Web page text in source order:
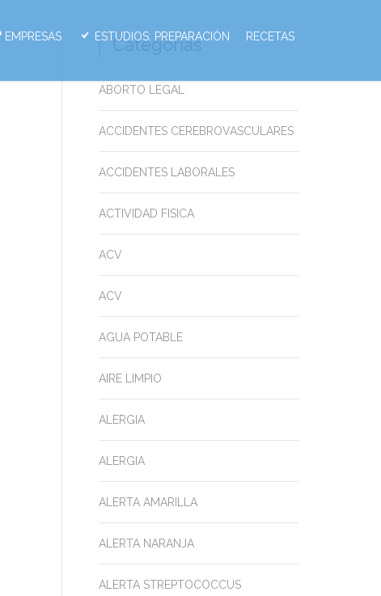
EMPRESAS ESTUDIOS: PREPARACIÓN RECETAS
Categorias
ABORTO LEGAL
ACCIDENTES CEREBROVASCULARES
ACCIDENTES LABORALES
ACTIVIDAD FISICA
ACV
ACV
AGUA POTABLE
AIRE LIMPIO
ALERGIA
ALERGIA
ALERTA AMARILLA
ALERTA NARANJA
ALERTA STREPTOCOCCUS